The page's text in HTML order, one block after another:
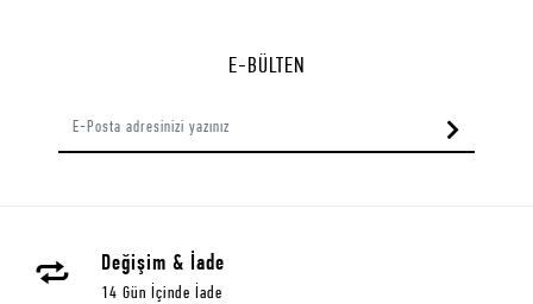
E-BÜLTEN
Değişim & İade
14 Gün İçinde İade